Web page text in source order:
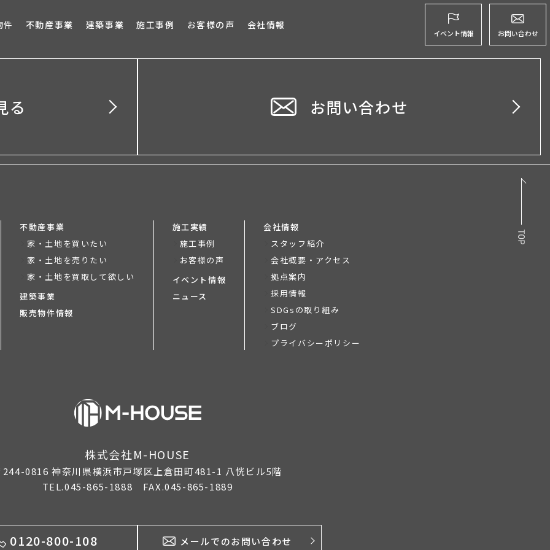
件 不動産事業 建築事業 施工事例 お客様の声 会社情報
イベント情報 お問い合わせ
る お問い合わせ
不動産事業
家・土地を買いたい
家・土地を売りたい
家・土地を買取して欲しい
建築事業
販売物件情報
施工実績
施工事例
お客様の声
イベント情報
ニュース
会社情報
スタッフ紹介
会社概要・アクセス
拠点案内
採用情報
SDGsの取り組み
ブログ
プライバシーポリシー
株式会社M-HOUSE
244-0816 神奈川県横浜市戸塚区上倉田町481-1 八恍ビル5階
TEL.045-865-1888 FAX.045-865-1889
0120-800-108 メールでのお問い合わせ